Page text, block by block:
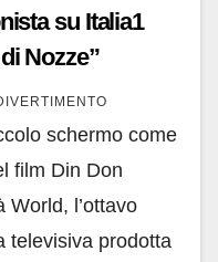
su Italia1
Nozze”
schermo come
film Din Don
World, l’ottavo
televisiva prodotta